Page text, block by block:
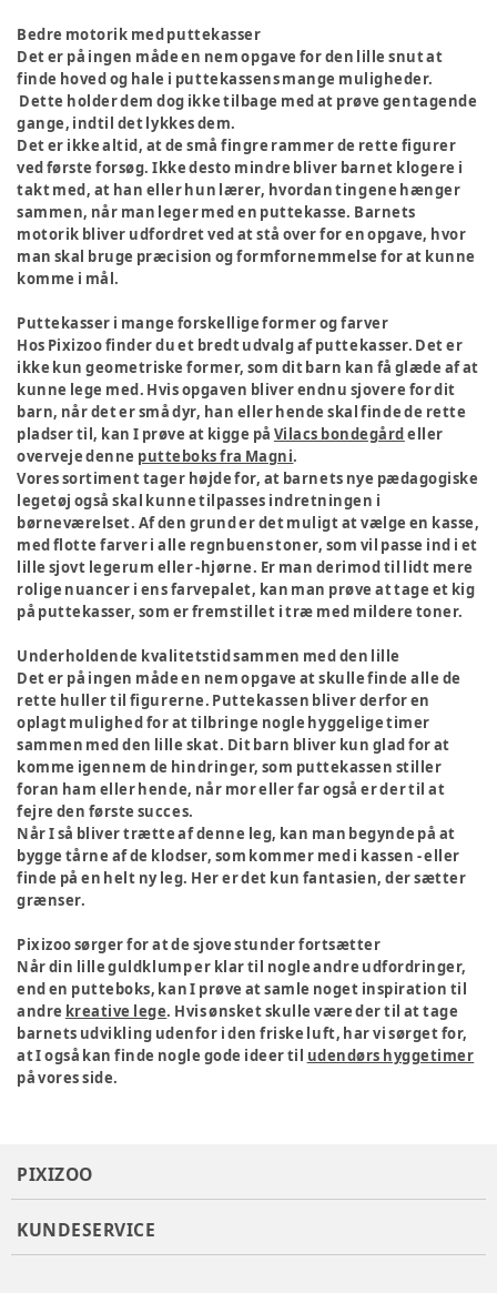
Bedre motorik med puttekasser
Det er på ingen måde en nem opgave for den lille snut at
finde hoved og hale i puttekassens mange muligheder.
Dette holder dem dog ikke tilbage med at prøve gentagende
gange, indtil det lykkes dem.
Det er ikke altid, at de små fingre rammer de rette figurer
ved første forsøg. Ikke desto mindre bliver barnet klogere i
takt med, at han eller hun lærer, hvordan tingene hænger
sammen, når man leger med en puttekasse. Barnets
motorik bliver udfordret ved at stå over for en opgave, hvor
man skal bruge præcision og formfornemmelse for at kunne
komme i mål.
Puttekasser i mange forskellige former og farver
Hos Pixizoo finder du et bredt udvalg af puttekasser. Det er
ikke kun geometriske former, som dit barn kan få glæde af at
kunne lege med. Hvis opgaven bliver endnu sjovere for dit
barn, når det er små dyr, han eller hende skal finde de rette
pladser til, kan I prøve at kigge på Vilacs bondegårdeller
overveje denne putteboks fra Magni.
Vores sortiment tager højde for, at barnets nye pædagogiske
legetøj også skal kunne tilpasses indretningen i
børneværelset. Af den grund er det muligt at vælge en kasse,
med flotte farver i alle regnbuens toner, som vil passe ind i et
lille sjovt legerum eller -hjørne. Er man derimod til lidt mere
rolige nuancer i ens farvepalet, kan man prøve at tage et kig
på puttekasser, som er fremstillet i træ med mildere toner.
Underholdende kvalitetstid sammen med den lille
Det er på ingen måde en nem opgave at skulle finde alle de
rette huller til figurerne. Puttekassen bliver derfor en
oplagt mulighed for at tilbringe nogle hyggelige timer
sammen med den lille skat. Dit barn bliver kun glad for at
komme igennem de hindringer, som puttekassen stiller
foran ham eller hende, når mor eller far også er der til at
fejre den første succes.
Når I så bliver trætte af denne leg, kan man begynde på at
bygge tårne af de klodser, som kommer med i kassen - eller
finde på en helt ny leg. Her er det kun fantasien, der sætter
grænser.
Pixizoo sørger for at de sjove stunder fortsætter
Når din lille guldklump er klar til nogle andre udfordringer,
end en putteboks, kan I prøve at samle noget inspiration til
andre kreative lege. Hvis ønsket skulle være der til at tage
barnets udvikling udenfor i den friske luft, har vi sørget for,
at I også kan finde nogle gode ideer til udendørs hyggetimer
på vores side.
PIXIZOO
KUNDESERVICE